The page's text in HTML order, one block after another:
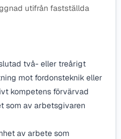
utifrån fastställda
två- eller treårigt
mot fordonsteknik eller
kompetens förvärvad
som av arbetsgivaren
av arbete som